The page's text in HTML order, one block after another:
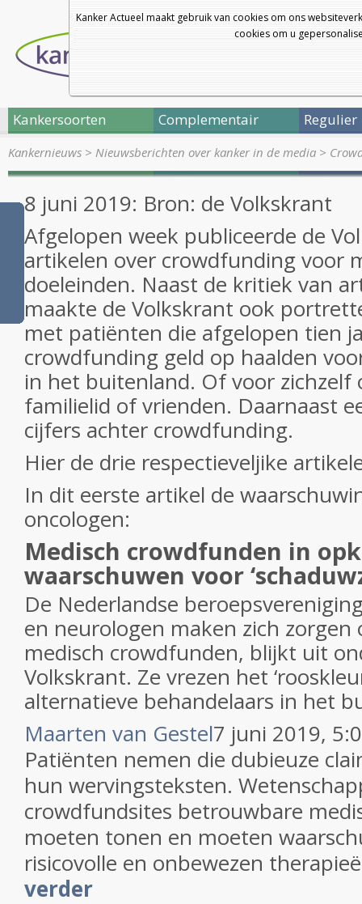
Kanker Actueel maakt gebruik van cookies om ons
cookies om u
Kankersoorten Complementair Regulier
Kankernieuws > Nieuwsberichten over kanker in de media >
8 juni 2019: Bron: de Volkskrant
Afgelopen week publiceerde de
artikelen over crowdfunding voor
doeleinden. Naast de kritiek van
maakte de Volkskrant ook
met patiënten die afgelopen tien
crowdfunding geld op haalden
in het buitenland. Of voor zichzelf
familielid of vrienden. Daarnaast
cijfers achter crowdfunding.
Hier de drie respectieveljike
In dit eerste artikel de
oncologen:
Medisch crowdfunden in
waarschuwen voor
De Nederlandse
en neurologen maken zich zorgen
medisch crowdfunden, blijkt uit
Volkskrant. Ze vrezen het
alternatieve behandelaars in het
Maarten van Gestel7 juni 2019,
Patiënten nemen die dubieuze
hun wervingsteksten.
crowdfundsites betrouwbare
moeten tonen en moeten
risicovolle en onbewezen
verder